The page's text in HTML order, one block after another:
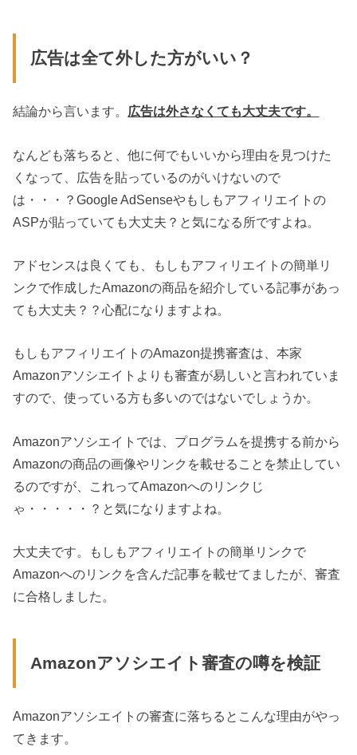
広告は全て外した方がいい？
結論から言います。 広告は外さなくても大丈夫です。
なんども落ちると、他に何でもいいから理由を見つけた
くなって、広告を貼っているのがいけないので
は・・・？Google AdSenseやもしもアフィリエイトの
ASPが貼っていても大丈夫？と気になる所ですよね。
アドセンスは良くても、もしもアフィリエイトの簡単リ
ンクで作成したAmazonの商品を紹介している記事があっ
ても大丈夫？？心配になりますよね。
もしもアフィリエイトのAmazon提携審査は、本家
Amazonアソシエイトよりも審査が易しいと言われていま
すので、使っている方も多いのではないでしょうか。
Amazonアソシエイトでは、プログラムを提携する前から
Amazonの商品の画像やリンクを載せることを禁止してい
るのですが、これってAmazonへのリンクじ
ゃ・・・・・？と気になりますよね。
大丈夫です。もしもアフィリエイトの簡単リンクで
Amazonへのリンクを含んだ記事を載せてましたが、審査
に合格しました。
Amazonアソシエイト審査の噂を検証
Amazonアソシエイトの審査に落ちるとこんな理由がやっ
てきます。